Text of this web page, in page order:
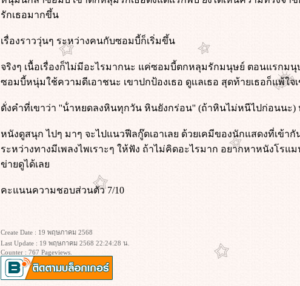
รักเธอมากขึ้น
เรื่องราววุ่นๆ ระหว่างคนกับซอมบี้ก็เริ่มขึ้น
จริงๆ เนื้อเรื่องก็ไม่มีอะไรมากนะ แค่ซอมบี้ตกหลุมรักมนุษย์ ตอนแรกม
ซอมบี้หนุ่มใช้ความดีเอาชนะ เขาปกป้องเธอ ดูเเลเธอ สุดท้ายเธอก็แพ้ใจ
ดั่งคำที่เขาว่า ''น้ําหยดลงหินทุกวัน หินยังกร่อน'' (ถ้าหินไม่หนีไปก่อนนะ)
หนังดูสนุก ไปๆ มาๆ จะไปแนวฟีลกู๊ดเอาเลย ด้วยเคมีของนักแสดงที่เข้า
ระหว่างทางมีเพลงไพเราะๆ ให้ฟัง ถ้าไม่คิดอะไรมาก อยากหาหนังโรแ
ข่ายดูได้เล
คะแนนความชอบส่วนตัว 7/10
Create Date : 19 พฤษภาคม 2568
Last Update : 19 พฤษภาคม 2568 22:24:28 น.
Counter : 767 Pageviews.